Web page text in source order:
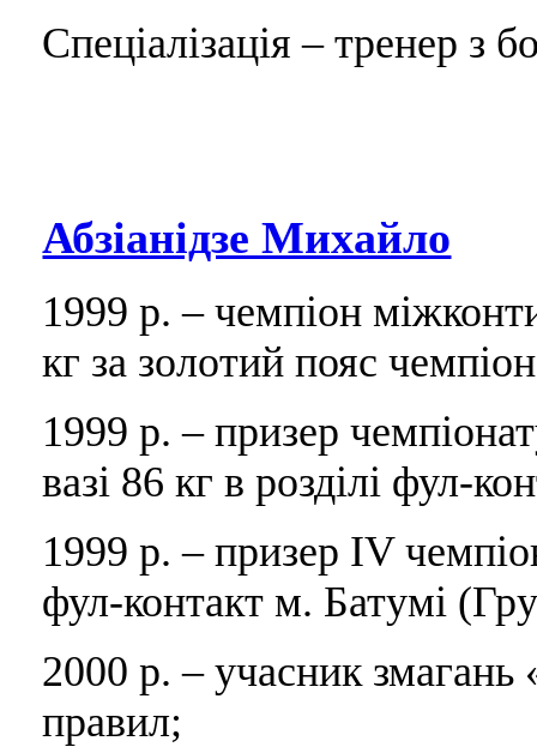
Спеціалізація – тренер з
Абзіанідзе Михайло
1999 р. – чемпіон
кг за золотий пояс
1999 р. – призер
вазі 86 кг в розділі фул-
1999 р. – призер IV
фул-контакт м. Батумі
2000 р. – учасник змагань
правил;